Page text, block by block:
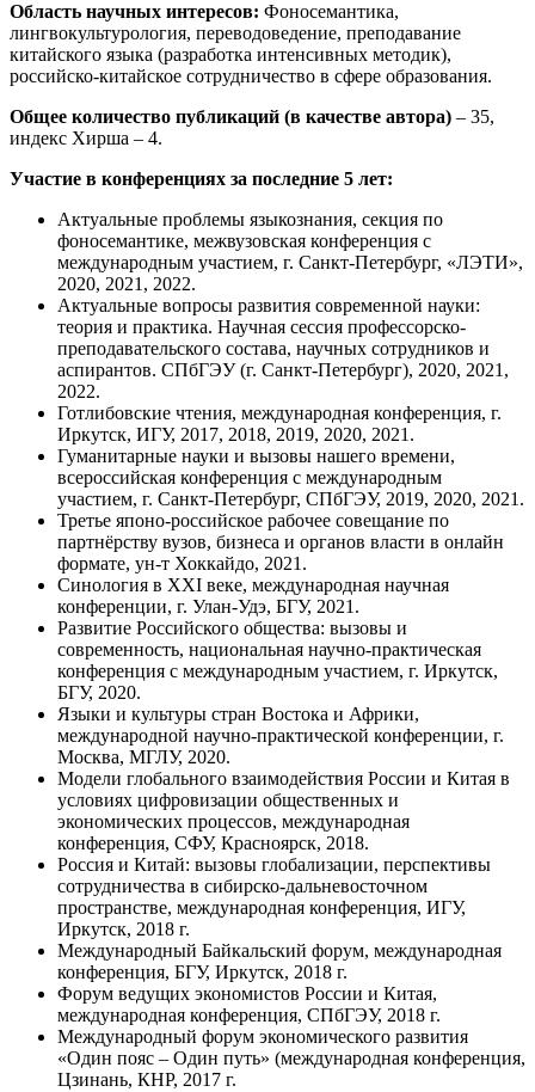
Область научных интересов: Фоносемантика,
лингвокультурология, переводоведение, преподавание
китайского языка (разработка интенсивных методик),
российско-китайское сотрудничество в сфере образования.
Общее количество публикаций (в качестве автора) – 35,
индекс Хирша – 4.
Участие в конференциях за последние 5 лет:
Актуальные проблемы языкознания, секция по
фоносемантике, межвузовская конференция с
международным участием, г. Санкт-Петербург, «ЛЭТИ»,
2020, 2021, 2022.
Актуальные вопросы развития современной науки:
теория и практика. Научная сессия профессорско-
преподавательского состава, научных сотрудников и
аспирантов. СПбГЭУ (г. Санкт-Петербург), 2020, 2021,
2022.
Готлибовские чтения, международная конференция, г.
Иркутск, ИГУ, 2017, 2018, 2019, 2020, 2021.
Гуманитарные науки и вызовы нашего времени,
всероссийская конференция с международным
участием, г. Санкт-Петербург, СПбГЭУ, 2019, 2020, 2021.
Третье японо-российское рабочее совещание по
партнёрству вузов, бизнеса и органов власти в онлайн
формате, ун-т Хоккайдо, 2021.
Синология в XXI веке, международная научная
конференции, г. Улан-Удэ, БГУ, 2021.
Развитие Российского общества: вызовы и
современность, национальная научно-практическая
конференция с международным участием, г. Иркутск,
БГУ, 2020.
Языки и культуры стран Востока и Африки,
международной научно-практической конференции, г.
Москва, МГЛУ, 2020.
Модели глобального взаимодействия России и Китая в
условиях цифровизации общественных и
экономических процессов, международная
конференция, СФУ, Красноярск, 2018.
Россия и Китай: вызовы глобализации, перспективы
сотрудничества в сибирско-дальневосточном
пространстве, международная конференция, ИГУ,
Иркутск, 2018 г.
Международный Байкальский форум, международная
конференция, БГУ, Иркутск, 2018 г.
Форум ведущих экономистов России и Китая,
международная конференция, СПбГЭУ, 2018 г.
Международный форум экономического развития
«Один пояс – Один путь» (международная конференция,
Цзинань, КНР, 2017 г.